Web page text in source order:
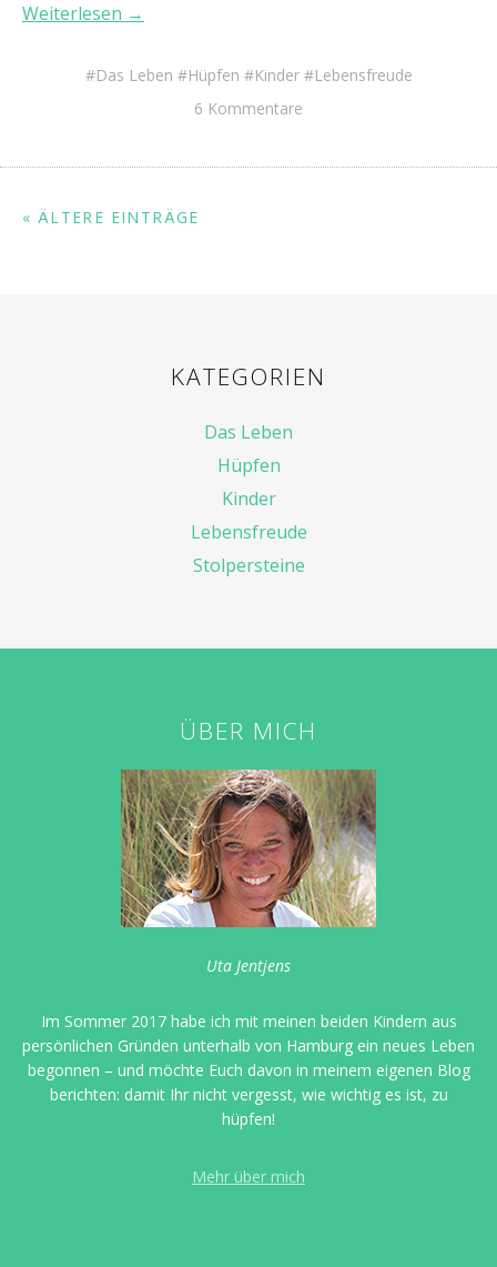
Weiterlesen →
Das Leben Hüpfen Kinder
Lebensfreude
6 Kommentare
« ÄLTERE EINTRÄGE
KATEGORIEN
Das Leben
Hüpfen
Kinder
Lebensfreude
Stolpersteine
ÜBER MICH
Uta Jentjens
Im Sommer 2017 habe ich mit meinen beiden Kindern aus
persönlichen Gründen unterhalb von Hamburg ein neues Leben
begonnen – und möchte Euch davon in meinem eigenen Blog
berichten: damit Ihr nicht vergesst, wie wichtig es ist, zu
hüpfen!
Mehr über mich